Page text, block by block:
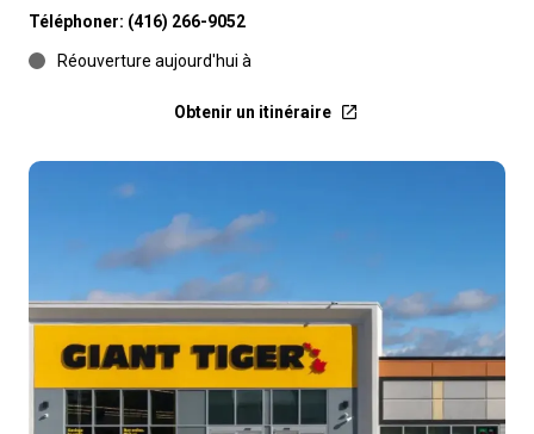
Téléphoner: (416) 266-9052
Réouverture aujourd'hui à
Obtenir un itinéraire